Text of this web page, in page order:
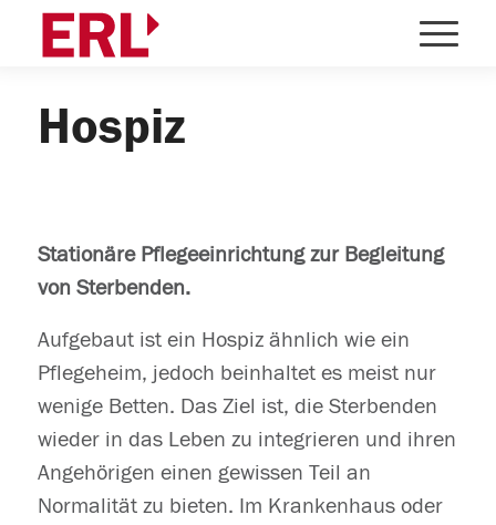
Hospiz
Stationäre Pflegeeinrichtung zur Begleitung
von Sterbenden.
Aufgebaut ist ein Hospiz ähnlich wie ein
Pflegeheim, jedoch beinhaltet es meist nur
wenige Betten. Das Ziel ist, die Sterbenden
wieder in das Leben zu integrieren und ihren
Angehörigen einen gewissen Teil an
Normalität zu bieten. Im Krankenhaus oder